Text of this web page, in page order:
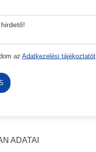
az Adatkezelési tájékoztatót
ADATAI